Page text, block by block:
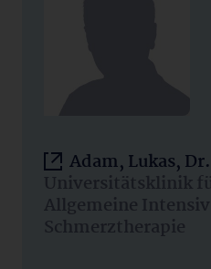
Adam, Lukas,
Universitätsklinik
Allgemeine
Schmerztherapie